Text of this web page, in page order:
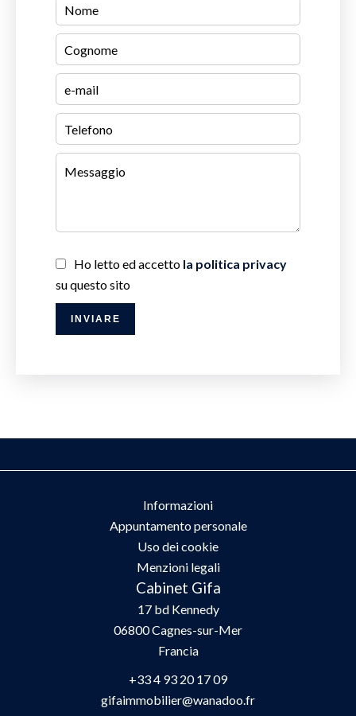
Ho letto ed accetto la politica privacy
su questo sito
INVIARE
Informazioni
Appuntamento personale
Uso dei cookie
Menzioni legali
Cabinet Gifa
17 bd Kennedy
06800Cagnes-sur-Mer
Francia
+33 4 93 20 17 09
gifaimmobilier@wanadoo.fr